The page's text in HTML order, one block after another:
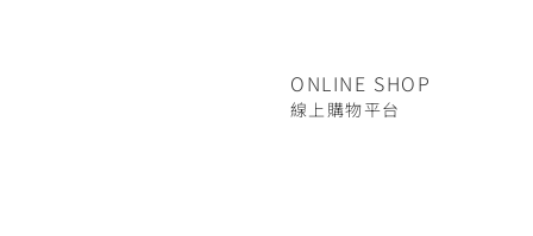
ONLINE SHOP
線上購物平台